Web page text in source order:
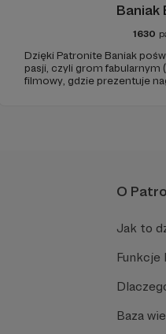
Baniak
1630
Dzięki Patronite Baniak
pasji, czyli grom fabularnym
filmowy, gdzie prezentuje
O
Jak to
Funkcje
Baza